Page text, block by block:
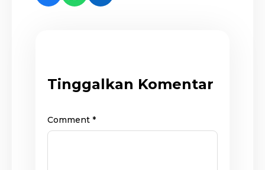
Tinggalkan Komentar
Comment *